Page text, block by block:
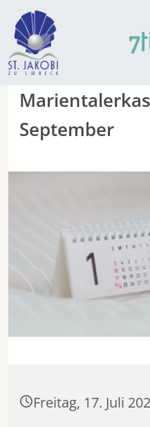
September
Freitag, 17. Juli